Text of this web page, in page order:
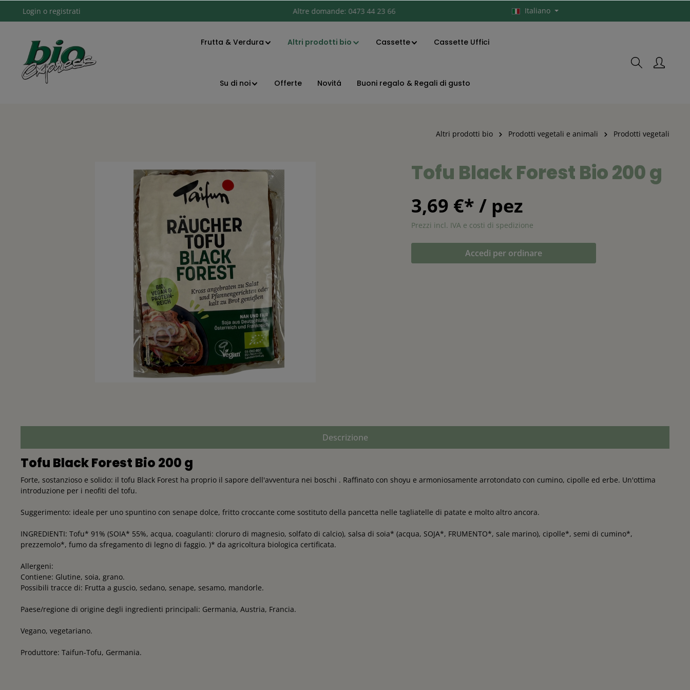
Login o registrati Altre domande: 0473 44 23 66 Italiano
Frutta & Verdura Cassette Cassette Uffici
Su di noi Offerte Novitá Buoni regalo & Regali di gusto
Altri prodotti bio Prodotti vegetali e animali Prodotti vegetali
Tofu Black Forest Bio 200 g
3,69 €* / pez
Prezzi incl. IVA e costi di spedizione
Accedi per ordinare
Descrizione
Tofu Black Forest Bio 200 g
Forte, sostanzioso e solido: il tofu Black Forest ha proprio il sapore dell'avventura nei boschi . Raffinato con shoyu e armoniosamente arrotondato con cumino, cipolle ed erbe. Un'ottima
introduzione per i neofiti del tofu.
Suggerimento: ideale per uno spuntino con senape dolce, fritto croccante come sostituto della pancetta nelle tagliatelle di patate e molto altro ancora.
INGREDIENTI: Tofu* 91% (SOIA* 55%, acqua, coagulanti: cloruro di magnesio, solfato di calcio), salsa di soia* (acqua, SOJA*, FRUMENTO*, sale marino), cipolle*, semi di cumino*,
prezzemolo*, fumo da sfregamento di legno di faggio. )* da agricoltura biologica certificata.
Allergeni:
Contiene: Glutine, soia, grano.
Possibili tracce di: Frutta a guscio, sedano, senape, sesamo, mandorle.
Paese/regione di origine degli ingredienti principali: Germania, Austria, Francia.
Vegano, vegetariano.
Produttore: Taifun-Tofu, Germania.